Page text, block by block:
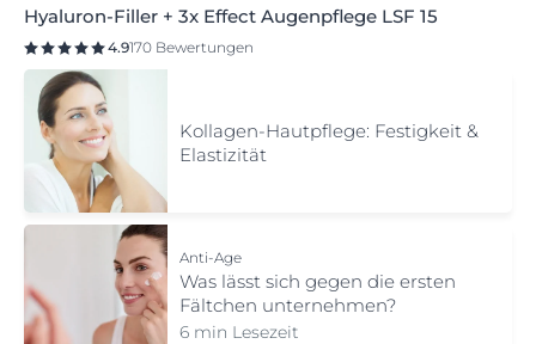
Hyaluron-Filler + 3x Effect Augenpflege LSF 15
4.9170 Bewertungen
Kollagen-Hautpflege: Festigkeit &
Elastizität
Anti-Age
Was lässt sich gegen die ersten
Fältchen unternehmen?
6 min Lesezeit